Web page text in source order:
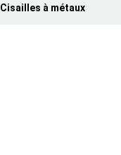
Cisailles à métaux